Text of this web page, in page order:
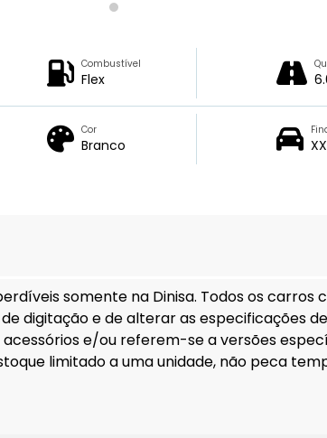
Combustível
Flex
Cor
Branco
somente na Dinisa. Todos os
digitação e de alterar as especificações
e/ou referem-se a versões
limitado a uma unidade, não peca